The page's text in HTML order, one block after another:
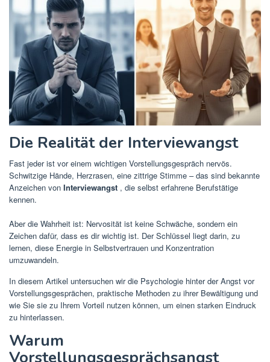
Die Realität der Interviewangst
Fast jeder ist vor einem wichtigen Vorstellungsgespräch nervös.
Schwitzige Hände, Herzrasen, eine zittrige Stimme – das sind bekannte
Anzeichen von Interviewangst , die selbst erfahrene Berufstätige
kennen.
Aber die Wahrheit ist: Nervosität ist keine Schwäche, sondern ein
Zeichen dafür, dass es dir wichtig ist. Der Schlüssel liegt darin, zu
lernen, diese Energie in Selbstvertrauen und Konzentration
umzuwandeln.
In diesem Artikel untersuchen wir die Psychologie hinter der Angst vor
Vorstellungsgesprächen, praktische Methoden zu ihrer Bewältigung und
wie Sie sie zu Ihrem Vorteil nutzen können, um einen starken Eindruck
zu hinterlassen.
Warum
Vorstellungsgesprächsangst